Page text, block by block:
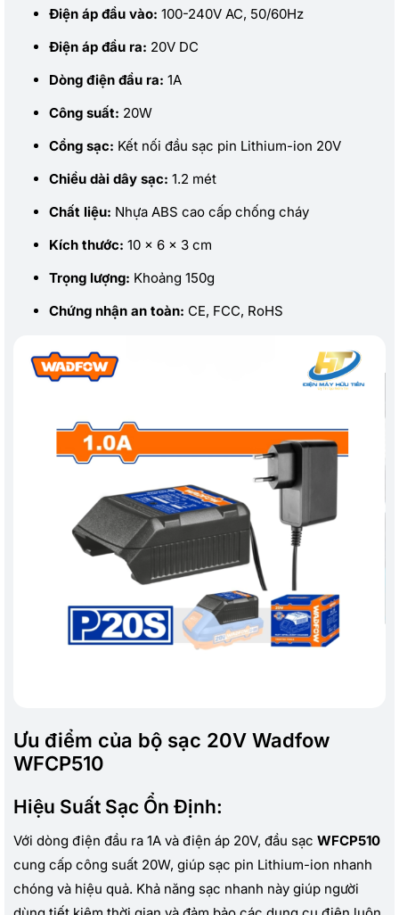
Điện áp đầu vào: 100-240V AC, 50/60Hz
Điện áp đầu ra: 20V DC
Dòng điện đầu ra: 1A
Công suất: 20W
Cổng sạc: Kết nối đầu sạc pin Lithium-ion 20V
Chiều dài dây sạc: 1.2 mét
Chất liệu: Nhựa ABS cao cấp chống cháy
Kích thước: 10 x 6 x 3 cm
Trọng lượng: Khoảng 150g
Chứng nhận an toàn: CE, FCC, RoHS
Ưu điểm của bộ sạc 20V Wadfow
WFCP510
Hiệu Suất Sạc Ổn Định:
Với dòng điện đầu ra 1A và điện áp 20V, đầu sạc WFCP510
cung cấp công suất 20W, giúp sạc pin Lithium-ion nhanh
chóng và hiệu quả. Khả năng sạc nhanh này giúp người